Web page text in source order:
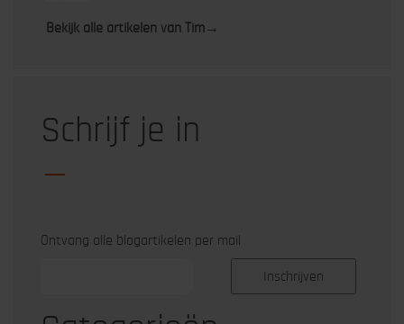
Bekijk alle artikelen van Tim→
Schrijf je in
Ontvang alle blogartikelen per mail